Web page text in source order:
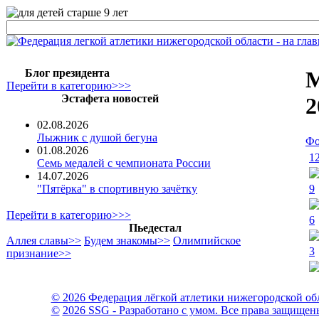
Блог президента
Перейти в категорию>>>
Эстафета новостей
02.08.2026
Лыжник с душой бегуна
01.08.2026
Семь медалей с чемпионата России
14.07.2026
"Пятёрка" в спортивную зачётку
Перейти в категорию>>>
Пьедестал
Аллея славы>> Будем знакомы>> Олимпийское
признание>>
9
6
3
© 2026 Федерация лёгкой атлетики нижегородской
© 2026 SSG - Разработано с умом. Все права